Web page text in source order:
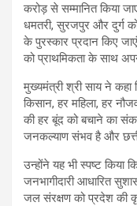
करोड़ से सम्मानित किया
धमतरी, सुरजपुर और दुर्ग
के पुरस्कार प्रदान किए
को प्राथमिकता के साथ
मुख्यमंत्री श्री साय ने
किसान, हर महिला, हर
की हर बूंद को बचाने का
जनकल्याण संभव है और
उन्होंने यह भी स्पष्ट किया
जनभागीदारी आधारित
जल संरक्षण को प्रदेश की